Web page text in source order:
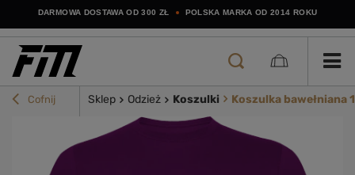
DARMOWA DOSTAWA OD 300 ZŁ POLSKA MARKA OD 2014 ROKU
Cofnij Sklep Odzież Koszulki Koszulka bawełniana